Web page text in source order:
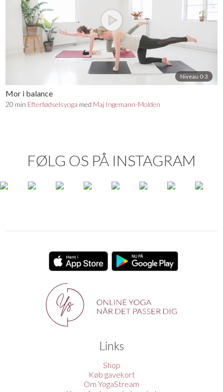
Niveau 0-3
Mor i balance
20 min Efterfødselsyoga med Maj Ingemann-Molden
FØLG OS PÅ INSTAGRAM
Links
Shop
Køb gavekort
Om YogaStream